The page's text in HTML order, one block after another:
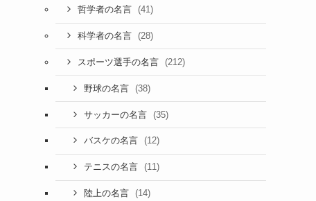
哲学者の名言 (41)
科学者の名言 (28)
スポーツ選手の名言 (212)
野球の名言 (38)
サッカーの名言 (35)
バスケの名言 (12)
テニスの名言 (11)
陸上の名言 (14)